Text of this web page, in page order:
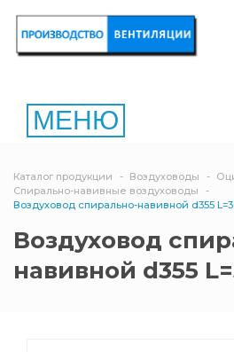
МЕНЮ
Каталог продукции Воздуховоды
Спирально-навивные воздуховоды
Воздуховод спирально-навивной d355
Воздуховод
навивной d355